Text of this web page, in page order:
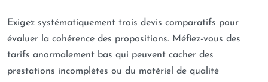
Exigez systématiquement trois devis comparatifs pour
évaluer la cohérence des propositions. Méfiez-vous des
tarifs anormalement bas qui peuvent cacher des
prestations incomplètes ou du matériel de qualité